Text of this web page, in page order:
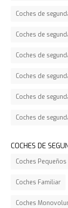
Coches de
Coches de
Coches de
Coches de
Coches de
Coches de
COCHES DE
Coches Pequeños
Coches Familiar
Coches